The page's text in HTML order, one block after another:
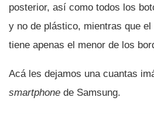
posterior, así­ como todos los
y no de plástico, mientras que
tiene apenas el menor de los
Acá les dejamos una cuantas
smartphone de Samsung.